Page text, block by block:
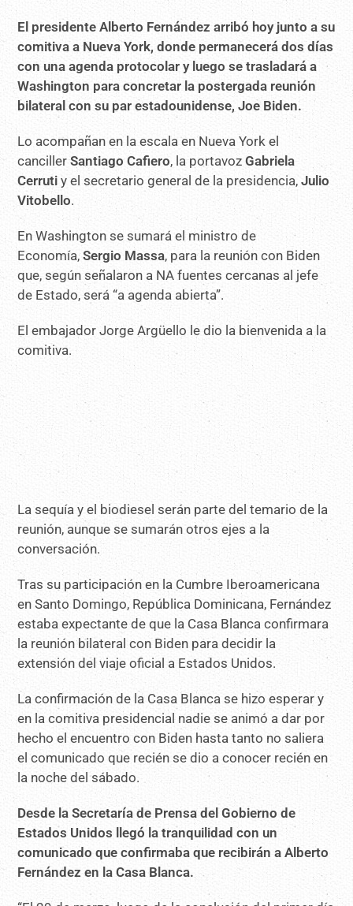
El presidente Alberto Fernández arribó hoy junto a su
comitiva a Nueva York, donde permanecerá dos días
con una agenda protocolar y luego se trasladará a
Washington para concretar la postergada reunión
bilateral con su par estadounidense, Joe Biden.
Lo acompañan en la escala en Nueva York el
cancillerSantiago Cafiero, la portavozGabriela
Cerruti y el secretario general de la presidencia,Julio
Vitobello.
En Washington se sumará el ministro de
Economía,Sergio Massa, para la reunión con Biden
que, según señalaron a NA fuentes cercanas al jefe
de Estado, será “a agenda abierta”.
El embajador Jorge Argüello le dio la bienvenida a la
comitiva.
La sequía y el biodiesel serán parte del temario de la
reunión, aunque se sumarán otros ejes a la
conversación.
Tras su participación en la Cumbre Iberoamericana
en Santo Domingo, República Dominicana, Fernández
estaba expectante de que la Casa Blanca confirmara
la reunión bilateral con Biden para decidir la
extensión del viaje oficial a Estados Unidos.
La confirmación de la Casa Blanca se hizo esperar y
en la comitiva presidencial nadie se animó a dar por
hecho el encuentro con Biden hasta tanto no saliera
el comunicado que recién se dio a conocer recién en
la noche del sábado.
Desde la Secretaría de Prensa del Gobierno de
Estados Unidos llegó la tranquilidad con un
comunicado que confirmaba que recibirán a Alberto
Fernández en la Casa Blanca.